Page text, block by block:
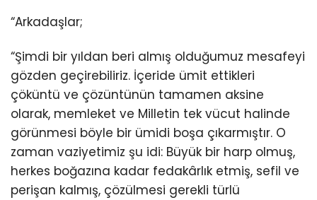
“Arkadaşlar;
“Şimdi bir yıldan beri almış olduğumuz mesafeyi
gözden geçirebiliriz. İçeride ümit ettikleri
çöküntü ve çözüntünün tamamen aksine
olarak, memleket ve Milletin tek vücut halinde
görünmesi böyle bir ümidi boşa çıkarmıştır. O
zaman vaziyetimiz şu idi: Büyük bir harp olmuş,
herkes boğazına kadar fedakârlık etmiş, sefil ve
perişan kalmış, çözülmesi gerekli türlü